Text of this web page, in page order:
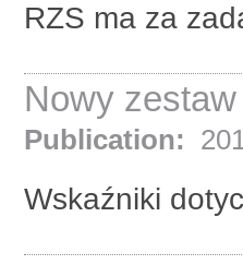
RZS ma za
Nowy
Publication:
Wskaźniki